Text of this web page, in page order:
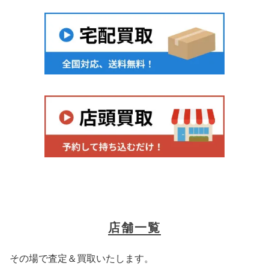
店舗一覧
その場で査定＆買取いたします。